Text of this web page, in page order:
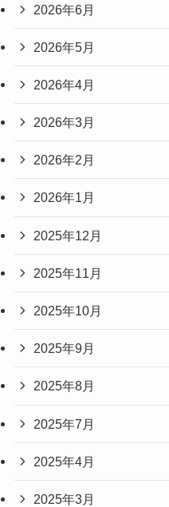
2026年6月
2026年5月
2026年4月
2026年3月
2026年2月
2026年1月
2025年12月
2025年11月
2025年10月
2025年9月
2025年8月
2025年7月
2025年4月
2025年3月